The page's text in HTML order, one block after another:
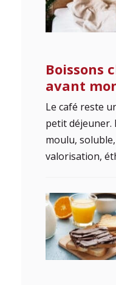
Boissons
avant
Le café reste
petit déjeuner.
moulu,
valorisation,